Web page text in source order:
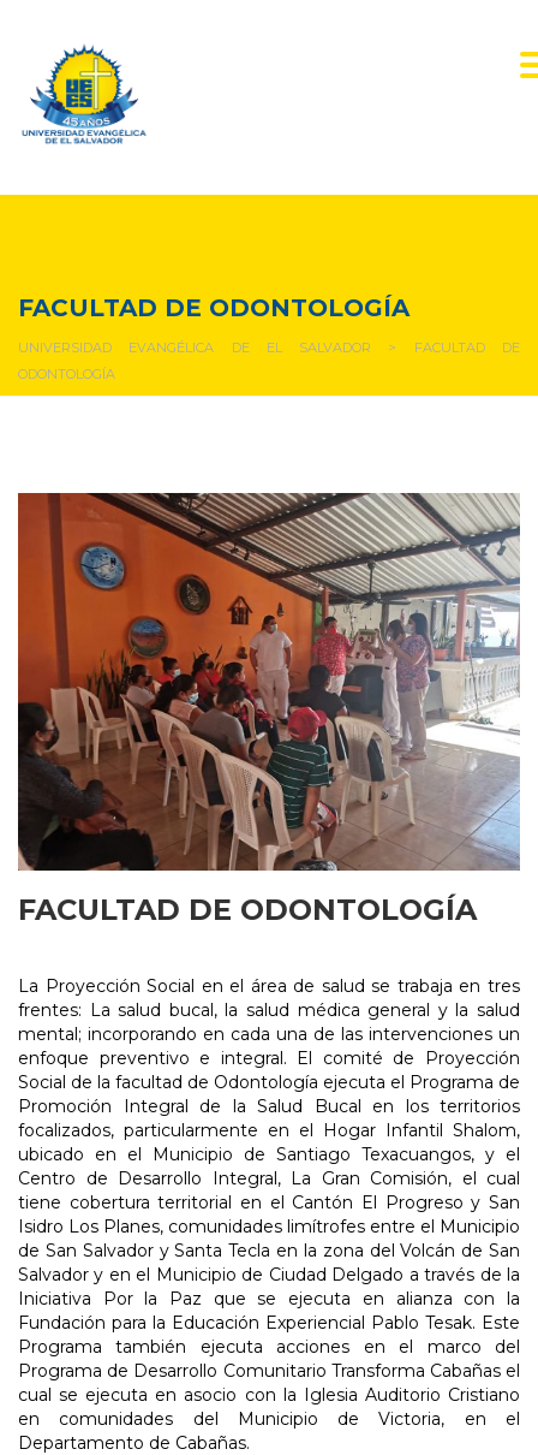
FACULTAD DE ODONTOLOGÍA
UNIVERSIDAD EVANGÉLICA DE EL SALVADOR > FACULTAD DE
ODONTOLOGÍA
FACULTAD DE ODONTOLOGÍA
La Proyección Social en el área de salud se trabaja en tres
frentes: La salud bucal, la salud médica general y la salud
mental; incorporando en cada una de las intervenciones un
enfoque preventivo e integral. El comité de Proyección
Social de la facultad de Odontología ejecuta el Programa de
Promoción Integral de la Salud Bucal en los territorios
focalizados, particularmente en el Hogar Infantil Shalom,
ubicado en el Municipio de Santiago Texacuangos, y el
Centro de Desarrollo Integral, La Gran Comisión, el cual
tiene cobertura territorial en el Cantón El Progreso y San
Isidro Los Planes, comunidades limítrofes entre el Municipio
de San Salvador y Santa Tecla en la zona del Volcán de San
Salvador y en el Municipio de Ciudad Delgado a través de la
Iniciativa Por la Paz que se ejecuta en alianza con la
Fundación para la Educación Experiencial Pablo Tesak. Este
Programa también ejecuta acciones en el marco del
Programa de Desarrollo Comunitario Transforma Cabañas el
cual se ejecuta en asocio con la Iglesia Auditorio Cristiano
en comunidades del Municipio de Victoria, en el
Departamento de Cabañas.